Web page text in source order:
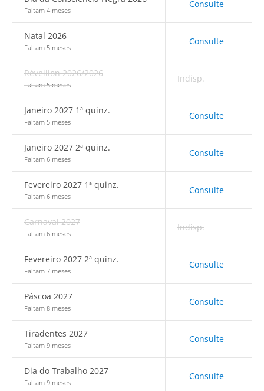
Faltam 4 meses
Consulte
Natal 2026
Faltam 5 meses
Consulte
Réveillon 2026/2026
Faltam 5 meses
Indisp.
Janeiro 2027 1ª quinz.
Faltam 5 meses
Consulte
Janeiro 2027 2ª quinz.
Faltam 6 meses
Consulte
Fevereiro 2027 1ª quinz.
Faltam 6 meses
Consulte
Carnaval 2027
Faltam 6 meses
Indisp.
Fevereiro 2027 2ª quinz.
Faltam 7 meses
Consulte
Páscoa 2027
Faltam 8 meses
Consulte
Tiradentes 2027
Faltam 9 meses
Consulte
Dia do Trabalho 2027
Faltam 9 meses
Consulte